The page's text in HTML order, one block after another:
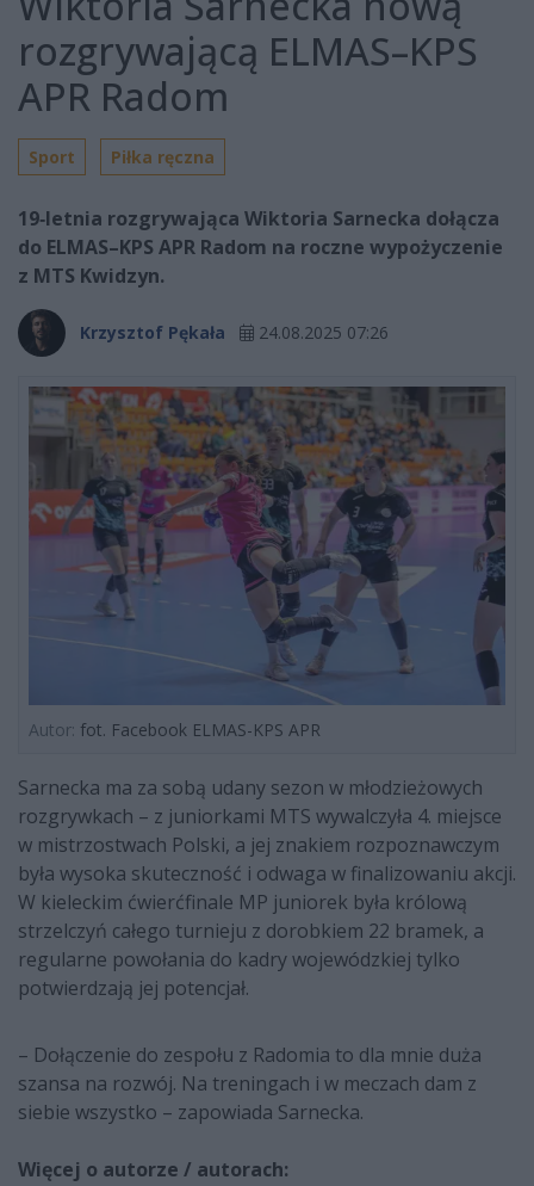
rozgrywającą ELMAS–KPS
APR Radom
Sport Piłka ręczna
19‑letnia rozgrywająca Wiktoria Sarnecka dołącza
do ELMAS–KPS APR Radom na roczne wypożyczenie
z MTS Kwidzyn.
Krzysztof Pękała 24.08.2025 07:26
Autor: fot. Facebook ELMAS-KPS APR
Sarnecka ma za sobą udany sezon w młodzieżowych
rozgrywkach – z juniorkami MTS wywalczyła 4. miejsce
w mistrzostwach Polski, a jej znakiem rozpoznawczym
była wysoka skuteczność i odwaga w finalizowaniu akcji.
W kieleckim ćwierćfinale MP juniorek była królową
strzelczyń całego turnieju z dorobkiem 22 bramek, a
regularne powołania do kadry wojewódzkiej tylko
potwierdzają jej potencjał.
– Dołączenie do zespołu z Radomia to dla mnie duża
szansa na rozwój. Na treningach i w meczach dam z
siebie wszystko – zapowiada Sarnecka.
Więcej o autorze / autorach: